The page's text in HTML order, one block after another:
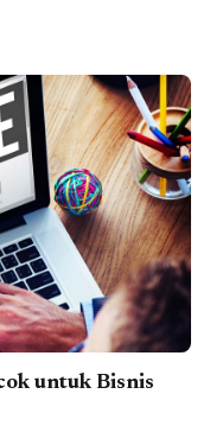
untuk Bisnis